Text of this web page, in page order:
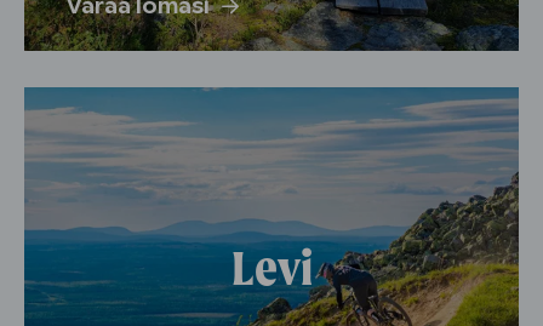
Varaa lomasi
Levi